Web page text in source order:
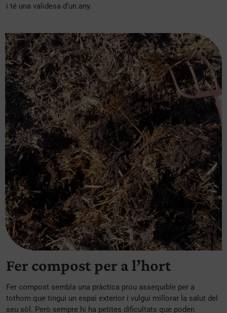
i té una validesa d’un any.
Fer compost per a l’hort
Fer compost sembla una pràctica prou assequible per a
tothom que tingui un espai exterior i vulgui millorar la salut del
seu sòl. Però sempre hi ha petites dificultats que poden